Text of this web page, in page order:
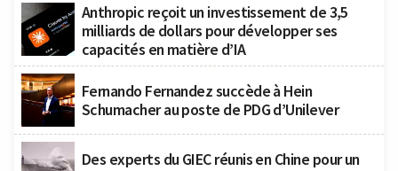
Anthropic reçoit un investissement de 3,5
milliards de dollars pour développer ses
capacités en matière d’IA
Fernando Fernandez succède à Hein
Schumacher au poste de PDG d’Unilever
Des experts du GIEC réunis en Chine pour un